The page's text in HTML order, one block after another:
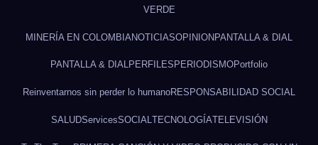
VERDE
MINERÍA EN COLOMBIA NOTICIASOPINION PANTALLA & DIAL
PANTALLA & DIALPERFILES PERIODISMOPortfolio
Reinventarnos sin perder lo humanoRESPONSABILIDAD SOCIAL
SALUDServicesSOCIALTECNOLOGÍATELEVISIÓN